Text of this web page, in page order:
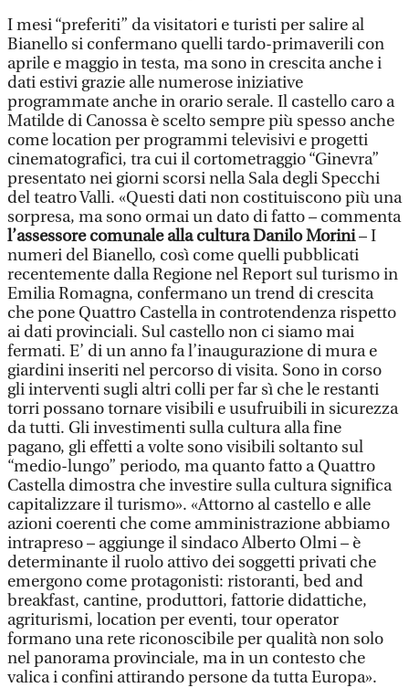
I mesi “preferiti” da visitatori e turisti per salire al
Bianello si confermano quelli tardo-primaverili con
aprile e maggio in testa, ma sono in crescita anche i
dati estivi grazie alle numerose iniziative
programmate anche in orario serale. Il castello caro a
Matilde di Canossa è scelto sempre più spesso anche
come location per programmi televisivi e progetti
cinematografici, tra cui il cortometraggio “Ginevra”
presentato nei giorni scorsi nella Sala degli Specchi
del teatro Valli. «Questi dati non costituiscono più una
sorpresa, ma sono ormai un dato di fatto – commenta
l’assessore comunale alla cultura Danilo Morini– I
numeri del Bianello, così come quelli pubblicati
recentemente dalla Regione nel Report sul turismo in
Emilia Romagna, confermano un trend di crescita
che pone Quattro Castella in controtendenza rispetto
ai dati provinciali. Sul castello non ci siamo mai
fermati. E’ di un anno fa l’inaugurazione di mura e
giardini inseriti nel percorso di visita. Sono in corso
gli interventi sugli altri colli per far sì che le restanti
torri possano tornare visibili e usufruibili in sicurezza
da tutti. Gli investimenti sulla cultura alla fine
pagano, gli effetti a volte sono visibili soltanto sul
“medio-lungo” periodo, ma quanto fatto a Quattro
Castella dimostra che investire sulla cultura significa
capitalizzare il turismo». «Attorno al castello e alle
azioni coerenti che come amministrazione abbiamo
intrapreso – aggiunge il sindaco Alberto Olmi – è
determinante il ruolo attivo dei soggetti privati che
emergono come protagonisti: ristoranti, bed and
breakfast, cantine, produttori, fattorie didattiche,
agriturismi, location per eventi, tour operator
formano una rete riconoscibile per qualità non solo
nel panorama provinciale, ma in un contesto che
valica i confini attirando persone da tutta Europa».